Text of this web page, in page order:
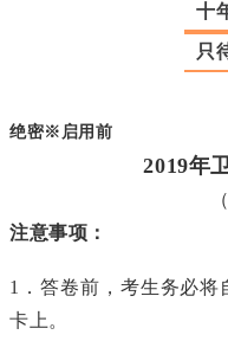
十
只
绝密※启用前
2019年
注意事项：
1．答卷前，考生务必
卡上。